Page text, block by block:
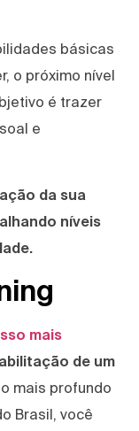
básicas
o próximo nível
é trazer
e
da sua
níveis
mais
de um
mais profundo
Brasil, você